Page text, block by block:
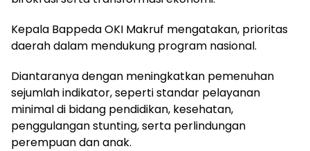
Kepala Bappeda OKI Makruf mengatakan, prioritas
daerah dalam mendukung program nasional.
Diantaranya dengan meningkatkan pemenuhan
sejumlah indikator, seperti standar pelayanan
minimal di bidang pendidikan, kesehatan,
penggulangan stunting, serta perlindungan
perempuan dan anak.